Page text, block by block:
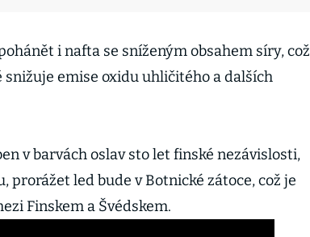
i nafta se sníženým obsahem síry, což
snižuje emise oxidu uhličitého a dalších
v barvách oslav sto let finské nezávislosti,
prorážet led bude v Botnické zátoce, což je
Finskem a Švédskem.